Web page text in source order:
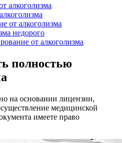
алкоголизма
от алкоголизма
недорого
от алкоголизма
полностью
на основании лицензии,
медицинской
имеете право